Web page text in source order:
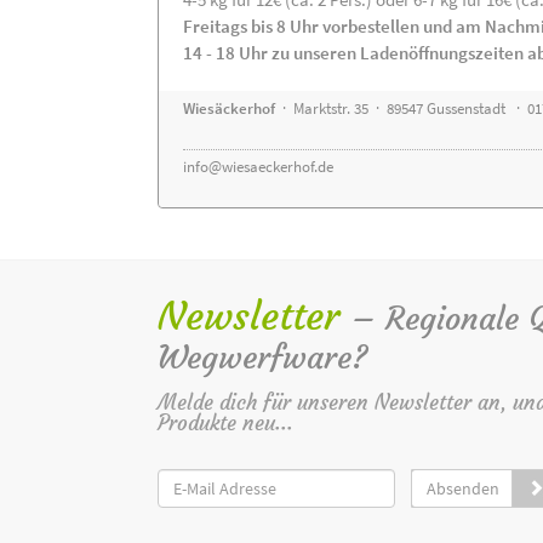
Freitags bis 8 Uhr vorbestellen und am
14 - 18 Uhr zu unseren Ladenöffnungszeiten
Wiesäckerhof· Marktstr. 35 · 89547 Gussenstadt ·
info@wiesaeckerhof.de
Newsletter – Regionale
Wegwerfware?
Melde dich für unseren Newsletter an,
Produkte neu...
Absenden